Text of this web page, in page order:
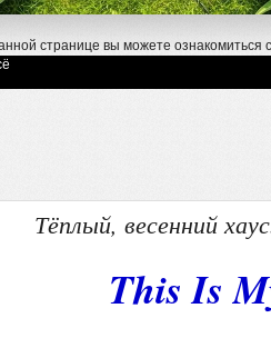
странице вы можете ознакомиться
Тёплый, весенний
This Is